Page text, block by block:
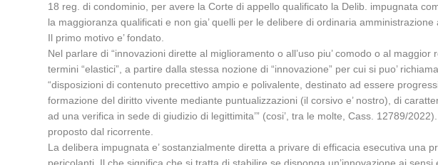
18 reg. di condominio, per avere la Corte di appello qualificato la Delib. impugnata
la maggioranza qualificati e non gia’ quelli per le delibere di ordinaria
Il primo motivo e’ fondato.
Nel parlare di “innovazioni dirette al miglioramento o all’uso piu’ comodo o al
termini “elastici”, a partire dalla stessa nozione di “innovazione” per cui si puo’
“disposizioni di contenuto precettivo ampio e polivalente, destinato ad essere
formazione del diritto vivente mediante puntualizzazioni (il corsivo e’ nostro), di
ad una verifica in sede di giudizio di legittimita’” (cosi’, tra le molte, Cass. 12789/
proposto dal ricorrente.
La delibera impugnata e’ sostanzialmente diretta a privare di efficacia esecutiva una